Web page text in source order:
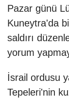
Pazar günü
Kuneytra'da
saldırı
yorum
İsrail ordusu
Tepeleri'nin